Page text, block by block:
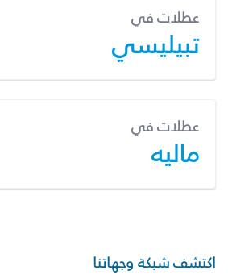
عطلات في
تبيليسي
عطلات في
ماليه
اكتشف شبكة وجهاتنا